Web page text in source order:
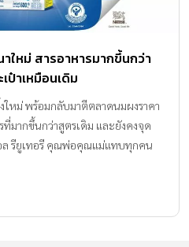
ใหม่ สารอาหารมากขึ้นกว่า
ป๋าเหมือนเดิม
หม่ พร้อมกลับมาตีตลาดนมผงราคา
ที่มากขึ้นกว่าสูตรเดิม และยังคงจุด
ล รียูเทอรี คุณพ่อคุณแม่แทบทุกคน
ณพ่อคุณแม่เป็นอย่างมาก พอลูกมี
อเป็นแม่ต่างก็อยากได้วิธีช่วยเจ้า